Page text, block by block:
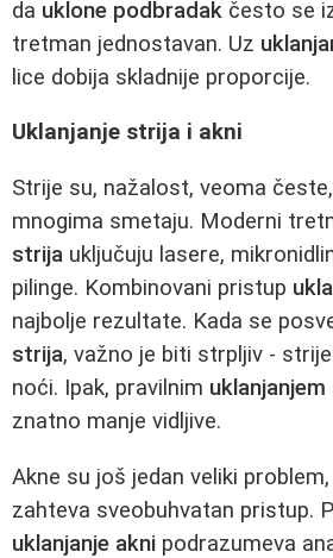
da uklone podbradak često se
tretman jednostavan. Uz
lice dobija skladnije proporcije.
Uklanjanje strija i akni
Strije su, nažalost, veoma
mnogima smetaju. Moderni
strija uključuju lasere,
pilinge. Kombinovani pristup
najbolje rezultate. Kada se
strija, važno je biti strpljiv -
noći. Ipak, pravilnim
znatno manje vidljive.
Akne su još jedan veliki problem,
zahteva sveobuhvatan pristup.
uklanjanje akni podrazumeva